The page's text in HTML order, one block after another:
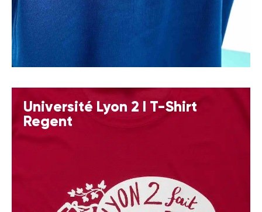
Université Lyon 2 I T-Shirt
Regent